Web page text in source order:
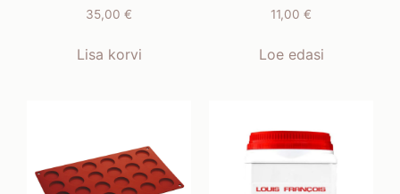
35,00 €
Lisa korvi
11,00 €
Loe edasi